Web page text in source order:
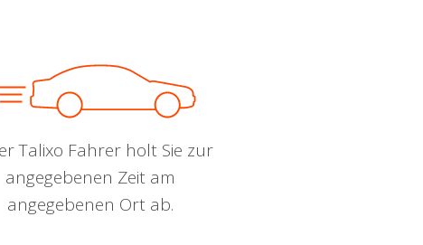
Talixo Fahrer holt Sie zur
angegebenen Zeit am
angegebenen Ort ab.